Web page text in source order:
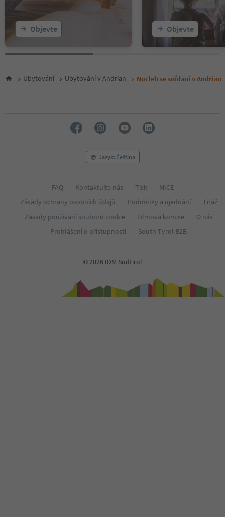
Objevte Objevte
Ubytování Ubytování v Andrian Nocleh se snídaní v Andrian
Jazyk: Čeština
FAQ Kontaktujte nás Tisk
MICE
Zásady ochrany osobních údajů
Podmínky a ujednání
Tiráž
Zásady používání souborů cookie
Filmová komise
O nás
Prohlášení o přístupnosti
South Tyrol B2B
© 2026 IDM Südtirol